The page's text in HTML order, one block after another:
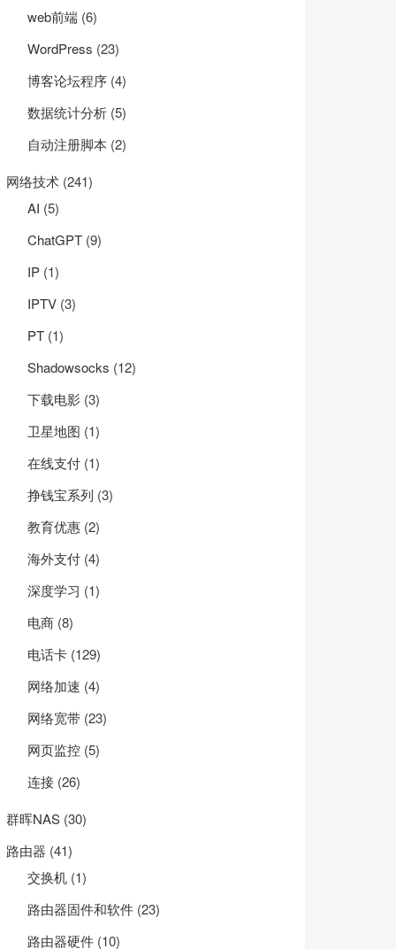
web前端 (6)
WordPress (23)
博客论坛程序 (4)
数据统计分析 (5)
自动注册脚本 (2)
网络技术 (241)
AI (5)
ChatGPT (9)
IP (1)
IPTV (3)
PT (1)
Shadowsocks (12)
下载电影 (3)
卫星地图 (1)
在线支付 (1)
挣钱宝系列 (3)
教育优惠 (2)
海外支付 (4)
深度学习 (1)
电商 (8)
电话卡 (129)
网络加速 (4)
网络宽带 (23)
网页监控 (5)
连接 (26)
群晖NAS (30)
路由器 (41)
交换机 (1)
路由器固件和软件 (23)
路由器硬件 (10)